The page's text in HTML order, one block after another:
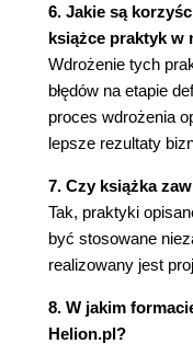
Następne
Praktyka nr 9.
jakościowych"
Następne
Rozdział 4.
wymagań"
6. Jakie są
książce praktyk w
Wdrożenie tych
błędów na etapie
proces wdrożenia
lepsze rezultaty
7. Czy książka
Tak, praktyki
być stosowane
realizowany jest
8. W jakim
Helion.pl?